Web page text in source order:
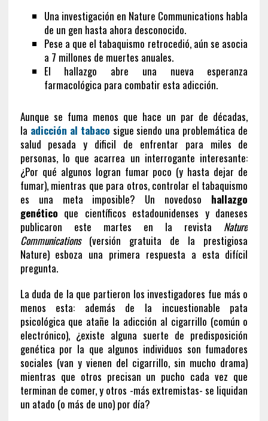
Una investigación en Nature Communications habla
de un gen hasta ahora desconocido.
Pese a que el tabaquismo retrocedió, aún se asocia
a 7 millones de muertes anuales.
El hallazgo abre una nueva esperanza
farmacológica para combatir esta adicción.
Aunque se fuma menos que hace un par de décadas,
la adicción al tabaco sigue siendo una problemática de
salud pesada y dificil de enfrentar para miles de
personas, lo que acarrea un interrogante interesante:
¿Por qué algunos logran fumar poco (y hasta dejar de
fumar), mientras que para otros, controlar el tabaquismo
es una meta imposible? Un novedoso hallazgo
genético que científicos estadounidenses y daneses
publicaron este martes en la revista Nature
Communications(versión gratuita de la prestigiosa
Nature) esboza una primera respuesta a esta difícil
pregunta.
La duda de la que partieron los investigadores fue más o
menos esta: además de la incuestionable pata
psicológica que atañe la adicción al cigarrillo (común o
electrónico), ¿existe alguna suerte de predisposición
genética por la que algunos individuos son fumadores
sociales (van y vienen del cigarrillo, sin mucho drama)
mientras que otros precisan un pucho cada vez que
terminan de comer, y otros -más extremistas- se liquidan
un atado (o más de uno) por día?